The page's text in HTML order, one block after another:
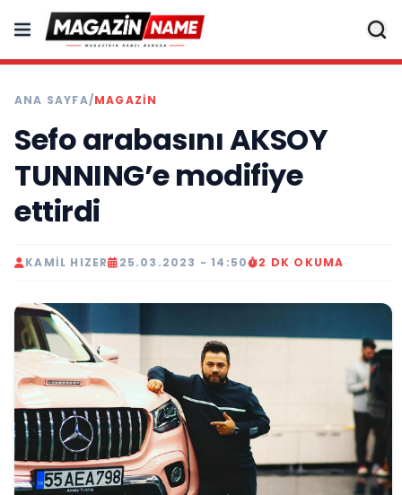
ANA SAYFA/MAGAZIN
Sefo arabasını AKSOY
TUNNING’e modifiye
ettirdi
KAMIL HIZER 25.03.2023 - 14:50 2 DK OKUMA